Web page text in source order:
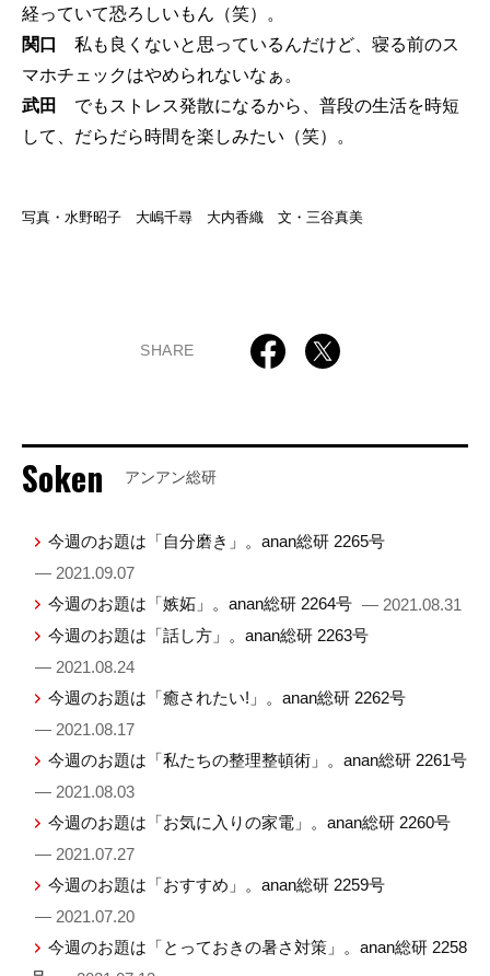
経っていて恐ろしいもん（笑）。
関口 私も良くないと思っているんだけど、寝る前のス
マホチェックはやめられないなぁ。
武田 でもストレス発散になるから、普段の生活を時短
して、だらだら時間を楽しみたい（笑）。
写真・水野昭子 大嶋千尋 大内香織 文・三谷真美
SHARE
Soken アンアン総研
今週のお題は「自分磨き」。anan総研 2265号
— 2021.09.07
今週のお題は「嫉妬」。anan総研 2264号 — 2021.08.31
今週のお題は「話し方」。anan総研 2263号
— 2021.08.24
今週のお題は「癒されたい!」。anan総研 2262号
— 2021.08.17
今週のお題は「私たちの整理整頓術」。anan総研 2261号
— 2021.08.03
今週のお題は「お気に入りの家電」。anan総研 2260号
— 2021.07.27
今週のお題は「おすすめ」。anan総研 2259号
— 2021.07.20
今週のお題は「とっておきの暑さ対策」。anan総研 2258